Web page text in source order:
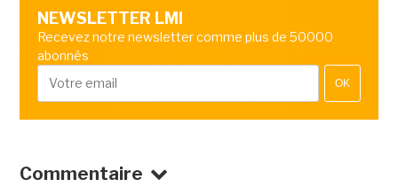
NEWSLETTER LMI
Recevez notre newsletter comme plus de 50000
abonnés
OK
Commentaire